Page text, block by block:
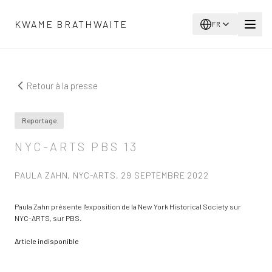
KWAME BRATHWAITE
FR
Retour à la presse
Reportage
NYC-ARTS PBS 13
PAULA ZAHN, NYC-ARTS, 29 SEPTEMBRE 2022
Paula Zahn présente l'exposition de la New York Historical Society sur
NYC-ARTS, sur PBS.
Article indisponible